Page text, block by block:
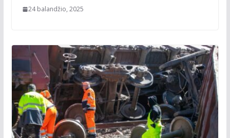
24 balandžio, 2025